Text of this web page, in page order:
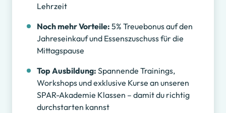
Lehrzeit
Noch mehr Vorteile: 5% Treuebonus auf den
Jahreseinkauf und Essenszuschuss für die
Mittagspause
Top Ausbildung: Spannende Trainings,
Workshops und exklusive Kurse an unseren
SPAR-Akademie Klassen – damit du richtig
durchstarten kannst